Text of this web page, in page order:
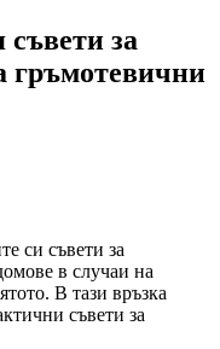
за
гръмотевични
си съвети за
в случаи на
В тази връзка
съвети за